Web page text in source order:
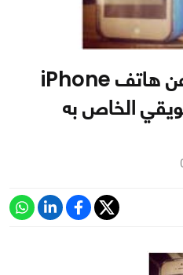
صور مُسَربة تكشف عن هاتف iPhone